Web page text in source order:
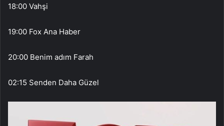
18:00 Vahşi
19:00 Fox Ana Haber
20:00 Benim adım Farah
02:15 Senden Daha Güzel